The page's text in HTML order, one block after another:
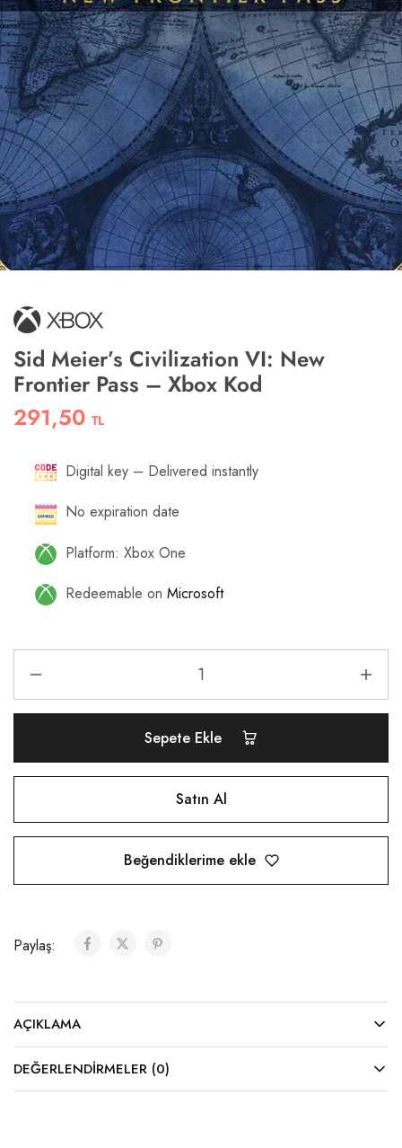
Sid Meier’s Civilization VI: New
Frontier Pass – Xbox Kod
291,50 TL
Digital key – Delivered instantly
No expiration date
Platform: Xbox One
Redeemable on Microsoft
Sepete Ekle
Satın Al
Beğendiklerime ekle
Paylaş:
AÇIKLAMA
DEĞERLENDIRMELER (0)